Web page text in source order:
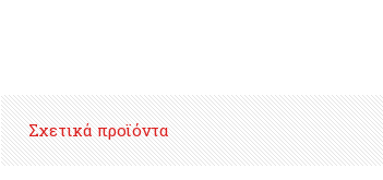
Σχετικά προϊόντα